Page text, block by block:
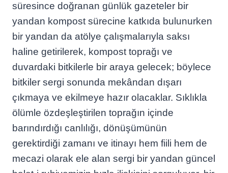
süresince doğranan günlük gazeteler bir
yandan kompost sürecine katkıda bulunurken
bir yandan da atölye çalışmalarıyla saksı
haline getirilerek, kompost toprağı ve
duvardaki bitkilerle bir araya gelecek; böylece
bitkiler sergi sonunda mekândan dışarı
çıkmaya ve ekilmeye hazır olacaklar. Sıklıkla
ölümle özdeşleştirilen toprağın içinde
barındırdığı canlılığı, dönüşümünün
gerektirdiği zamanı ve itinayı hem fiili hem de
mecazi olarak ele alan sergi bir yandan güncel